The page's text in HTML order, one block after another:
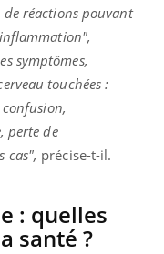
de réactions pouvant
symptômes,
touchées :
perte de
cas", précise-t-il.
: quelles
santé ?